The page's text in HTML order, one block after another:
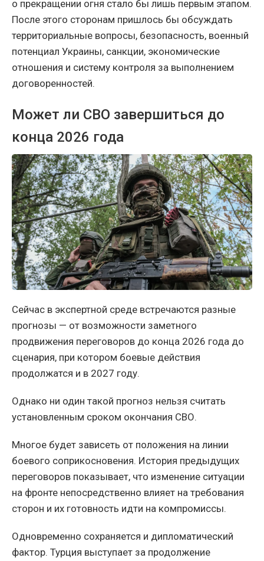
о прекращении огня стало бы лишь первым этапом.
После этого сторонам пришлось бы обсуждать
территориальные вопросы, безопасность, военный
потенциал Украины, санкции, экономические
отношения и систему контроля за выполнением
договоренностей.
Может ли СВО завершиться до
конца 2026 года
Сейчас в экспертной среде встречаются разные
прогнозы — от возможности заметного
продвижения переговоров до конца 2026 года до
сценария, при котором боевые действия
продолжатся и в 2027 году.
Однако ни один такой прогноз нельзя считать
установленным сроком окончания СВО.
Многое будет зависеть от положения на линии
боевого соприкосновения. История предыдущих
переговоров показывает, что изменение ситуации
на фронте непосредственно влияет на требования
сторон и их готовность идти на компромиссы.
Одновременно сохраняется и дипломатический
фактор. Турция выступает за продолжение